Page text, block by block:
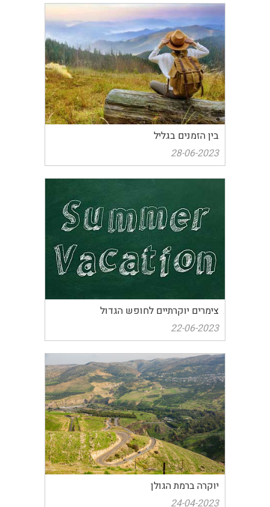
בין הזמנים בגליל
28-06-2023
צימרים יוקרתיים לחופש הגדול
22-06-2023
יוקרה ברמת הגולן
24-04-2023